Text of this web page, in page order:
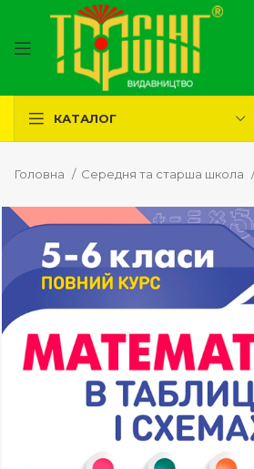
КАТАЛОГ
Головна Середня та старша школа